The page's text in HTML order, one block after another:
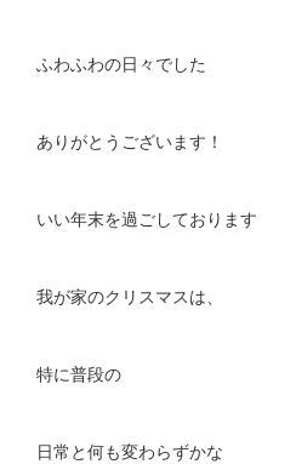
ふわふわの日々でした
ありがとうございます！
いい年末を過ごしております
我が家のクリスマスは、
特に普段の
日常と何も変わらずかな